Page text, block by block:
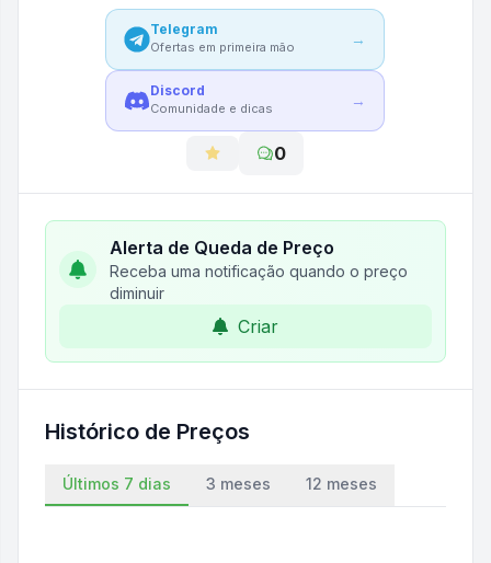
Telegram
Ofertas em primeira mão →
Discord
Comunidade e dicas →
0
Alerta de Queda de Preço
Receba uma notificação quando o preço
diminuir
Criar
Histórico de Preços
Últimos 7 dias 3 meses 12 meses